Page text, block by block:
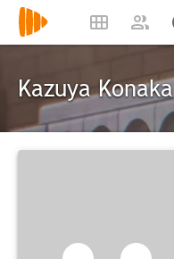
Kazuya Konaka